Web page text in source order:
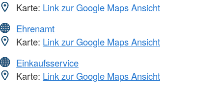
Karte: Link zur Google Maps Ansicht
Ehrenamt
Karte: Link zur Google Maps Ansicht
Einkaufsservice
Karte: Link zur Google Maps Ansicht